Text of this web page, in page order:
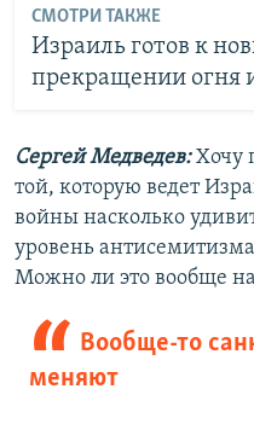
СМОТРИ ТАКЖЕ
Израиль готов к
прекращении огня
Сергей Медведев:Хочу
той, которую ведет
войны насколько
уровень
Можно ли это вообще
Вообще-то
меняют